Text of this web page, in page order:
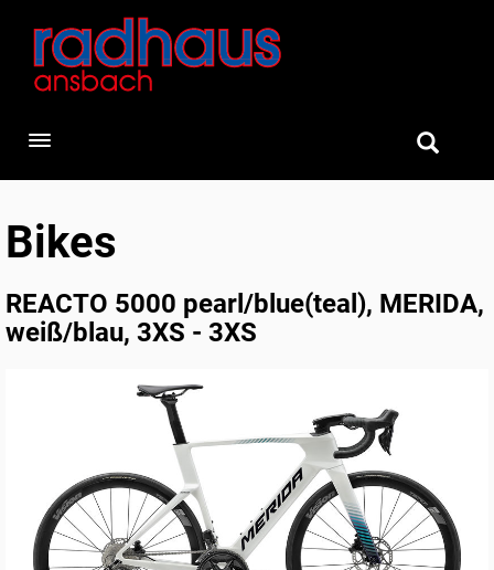
Toggle navigation
Bikes
REACTO 5000 pearl/blue(teal), MERIDA,
weiß/blau, 3XS - 3XS